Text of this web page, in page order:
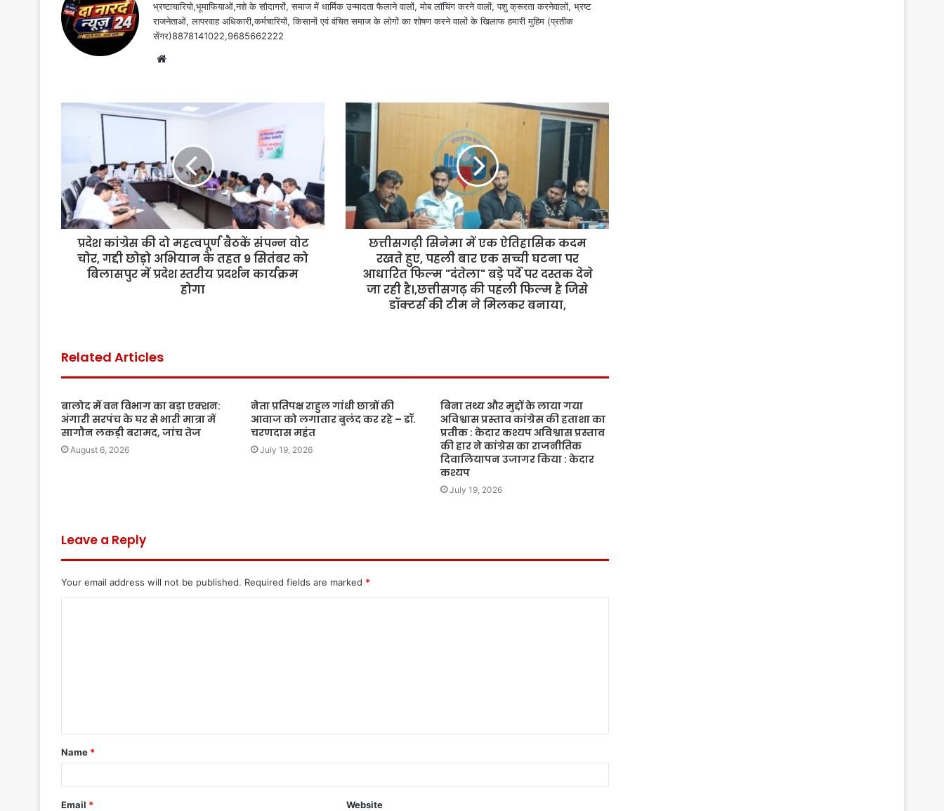
भ्रष्टाचारियो,भूमाफियाओं,नशे के सौदागरों, समाज में धार्मिक उन्मादता फैलाने वालों, मोब लॉचिंग करने वालों, पशु क्रूरता करनेवालों, भ्रष्ट
राजनेताओं, लापरवाह अधिकारी,कर्मचारियों, किसानों एवं वंचित समाज के लोगों का शोषण करने वालों के खिलाफ हमारी मुहिम (प्रतीक
सेंगर)8878141022,9685662222
Website
प्रदेश कांग्रेस की दो महत्वपूर्ण बैठकें संपन्न वोट
चोर, गद्दी छोड़ो अभियान के तहत 9 सितंबर को
बिलासपुर में प्रदेश स्तरीय प्रदर्शन कार्यक्रम
होगा
छत्तीसगढ़ी सिनेमा में एक ऐतिहासिक कदम
रखते हुए, पहली बार एक सच्ची घटना पर
आधारित फिल्म "दंतेला" बड़े पर्दे पर दस्तक देने
जा रही है।,छत्तीसगढ़ की पहली फिल्म है जिसे
डॉक्टर्स की टीम ने मिलकर बनाया,
Related Articles
बालोद में वन विभाग का बड़ा एक्शन:
अंगारी सरपंच के घर से भारी मात्रा में
सागौन लकड़ी बरामद, जांच तेज
August 6, 2026
नेता प्रतिपक्ष राहुल गांधी छात्रों की
आवाज को लगातार बुलंद कर रहे – डॉ.
चरणदास महंत
July 19, 2026
बिना तथ्य और मुद्दों के लाया गया
अविश्वास प्रस्ताव कांग्रेस की हताशा का
प्रतीक : केदार कश्यप अविश्वास प्रस्ताव
की हार ने कांग्रेस का राजनीतिक
दिवालियापन उजागर किया : केदार
कश्यप
July 19, 2026
Leave a Reply
Your email address will not be published. Required fields are marked *
t
*
Name *
Email * Website